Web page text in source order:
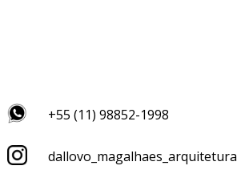
+55 (11) 98852-1998
dallovo_magalhaes_arquitetura